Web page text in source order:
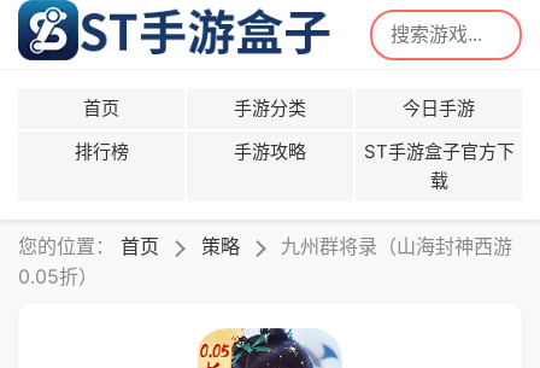
首页 手游分类
今日手游
排行榜
手游攻略
ST手游盒子官方下
载
您的位置： 首页 策略
九州群将录（山海封神西游
0.05折）